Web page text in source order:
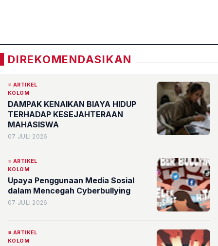
DIREKOMENDASIKAN
ARTIKEL
KOLOM
DAMPAK KENAIKAN BIAYA HIDUP
TERHADAP KESEJAHTERAAN
MAHASISWA
07 JULI 2026
ARTIKEL
KOLOM
Upaya Penggunaan Media Sosial
dalam Mencegah Cyberbullying
07 JULI 2026
ARTIKEL
KOLOM